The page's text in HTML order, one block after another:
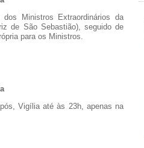
Ministros Extraordinários da
de São Sebastião), seguido de
para os Ministros.
Vigília até às 23h, apenas na